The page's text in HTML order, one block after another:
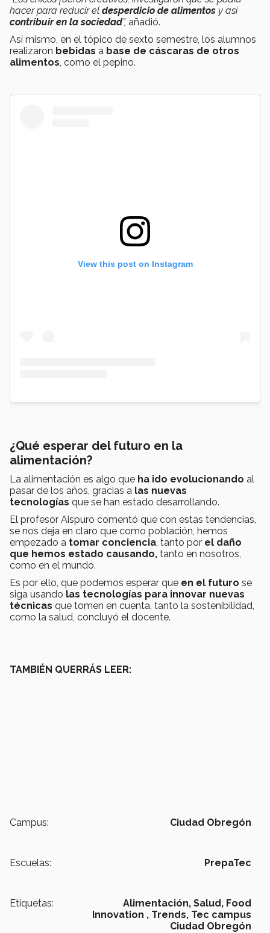
hacer para reducir el desperdicio de alimentos y así
contribuir en la sociedad”, añadió.
Así mismo, en el tópico de sexto semestre, los alumnos
realizaron bebidas a base de cáscaras de otros
alimentos, como el pepino.
View this post on Instagram
¿Qué esperar del futuro en la
alimentación?
La alimentación es algo que ha ido evolucionando al
pasar de los años, gracias a las nuevas
tecnologías que se han estado desarrollando.
El profesor Aispuro comentó que con estas tendencias,
se nos deja en claro que como población, hemos
empezado a tomar conciencia, tanto por el daño
que hemos estado causando, tanto en nosotros,
como en el mundo.
Es por ello, que podemos esperar que en el futuro se
siga usando las tecnologías para innovar nuevas
técnicas que tomen en cuenta, tanto la sostenibilidad,
como la salud, concluyó el docente.
TAMBIÉN QUERRÁS LEER:
Campus: Ciudad Obregón
Escuelas: PrepaTec
Etiquetas: Alimentación, Salud, Food
Innovation , Trends, Tec campus
Ciudad Obregón